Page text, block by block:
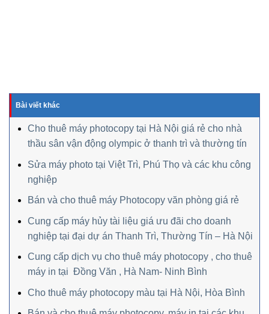
Bài viết khác
Cho thuê máy photocopy tại Hà Nội giá rẻ cho nhà
thầu sân vận động olympic ở thanh trì và thường tín
Sửa máy photo tại Việt Trì, Phú Thọ và các khu công
nghiệp
Bán và cho thuê máy Photocopy văn phòng giá rẻ
Cung cấp máy hủy tài liệu giá ưu đãi cho doanh
nghiệp tại đại dự án Thanh Trì, Thường Tín – Hà Nội
Cung cấp dịch vụ cho thuê máy photocopy , cho thuê
máy in tại Đồng Văn , Hà Nam- Ninh Bình
Cho thuê máy photocopy màu tại Hà Nội, Hòa Bình